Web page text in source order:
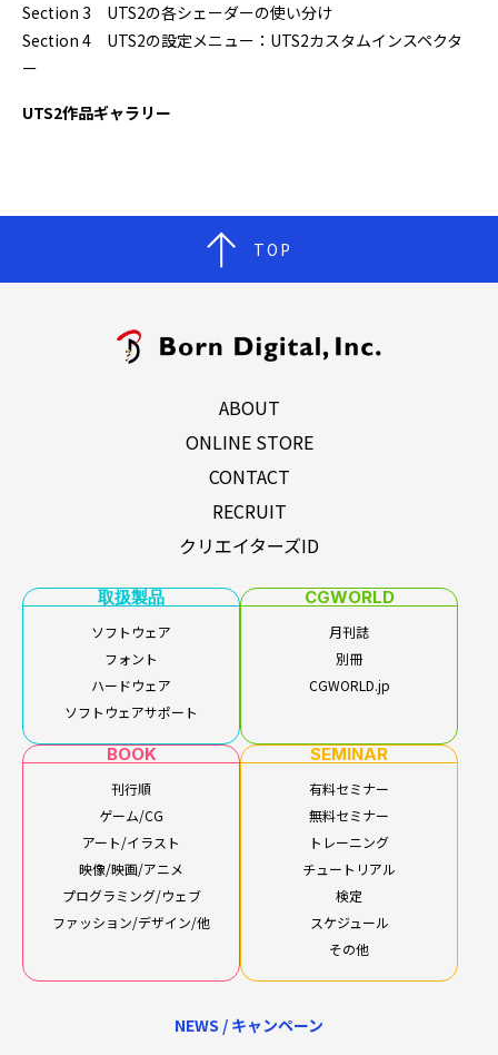
Section 3 UTS2の各シェーダーの使い分け
Section 4 UTS2の設定メニュー：UTS2カスタムインスペクタ
ー
UTS2作品ギャラリー
TOP
ABOUT
ONLINE STORE
CONTACT
RECRUIT
クリエイターズID
取扱製品
ソフトウェア
フォント
ハードウェア
ソフトウェアサポート
CGWORLD
月刊誌
別冊
CGWORLD.jp
BOOK
刊行順
ゲーム/CG
アート/イラスト
映像/映画/アニメ
プログラミング/ウェブ
ファッション/デザイン/他
SEMINAR
有料セミナー
無料セミナー
トレーニング
チュートリアル
検定
スケジュール
その他
NEWS / キャンペーン